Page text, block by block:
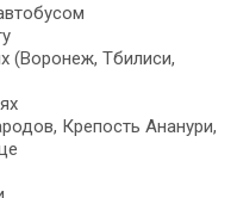
(Воронеж, Тбилиси,
Крепость Ананури,